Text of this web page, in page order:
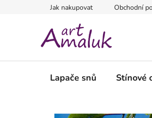
Jak nakupovat Obchodní
Lapače snů Stínové